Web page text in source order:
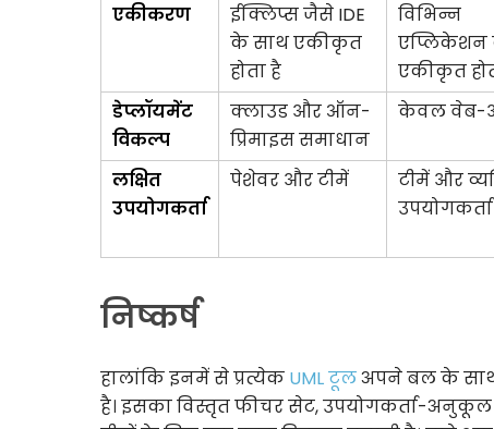
एकीकरण
ईक्लिप्स जैसे IDE
के साथ एकीकृत
होता है
विभिन्न
एप्लिकेशन
एकीकृत
डेप्लॉयमेंट
विकल्प
क्लाउड और ऑन-
प्रिमाइस समाधान
केवल वेब-
लक्षित
उपयोगकर्ता
पेशेवर और टीमें
टीमें और
उपयोगकर्ता
निष्कर्ष
हालांकि इनमें से प्रत्येक UML टूलअपने बल के
है। इसका विस्तृत फीचर सेट, उपयोगकर्ता-